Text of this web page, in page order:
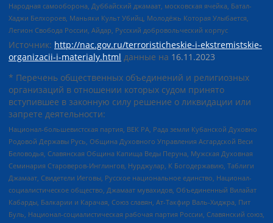
Народная самооборона, Дуббайский джамаат, московская ячейка, Батал-
Хаджи Белхороев, Маньяки Культ Убийц, Молодёжь Которая Улыбается,
Легион Свобода России, Айдар, Русский добровольческий корпус
Источник: http://nac.gov.ru/terroristicheskie-i-ekstremistskie-
organizacii-i-materialy.html данные на 16.11.2023
* Перечень общественных объединений и религиозных
организаций в отношении которых судом принято
вступившее в законную силу решение о ликвидации или
запрете деятельности:
Национал-большевистская партия, ВЕК РА, Рада земли Кубанской Духовно
Родовой Державы Русь, Община Духовного Управления Асгардской Веси
Беловодья, Славянская Община Капища Веды Перуна, Мужская Духовная
Семинария Староверов-Инглингов, Нурджулар, К Богодержавию, Таблиги
Джамаат, Свидетели Иеговы, Русское национальное единство, Национал-
социалистическое общество, Джамаат мувахидов, Объединенный Вилайат
Кабарды, Балкарии и Карачая, Союз славян, Ат-Такфир Валь-Хиджра, Пит
Буль, Национал-социалистическая рабочая партия России, Славянский союз,